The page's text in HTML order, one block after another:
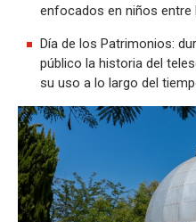
enfocados en niños entre
Día de los Patrimonios:
público la historia del
su uso a lo largo del